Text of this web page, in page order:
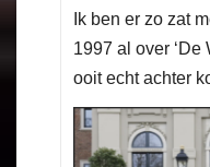
Ik ben er zo zat
1997 al over ‘De
ooit echt achter